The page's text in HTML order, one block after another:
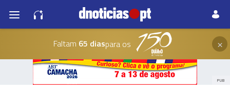
Faltam 65 diaspara os ×
PUB